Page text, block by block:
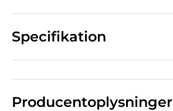
Specifikation
Producentoplysninger